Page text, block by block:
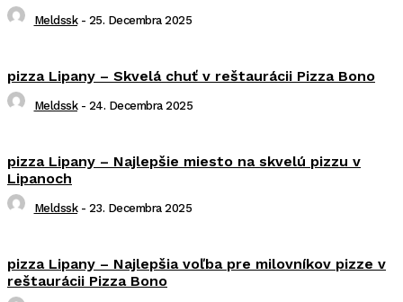
Meldssk - 25. Decembra 2025
pizza Lipany – Skvelá chuť v reštaurácii Pizza Bono
Meldssk - 24. Decembra 2025
pizza Lipany – Najlepšie miesto na skvelú pizzu v
Lipanoch
Meldssk - 23. Decembra 2025
pizza Lipany – Najlepšia voľba pre milovníkov pizze v
reštaurácii Pizza Bono